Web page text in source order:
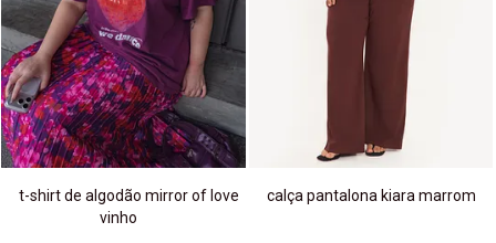
t-shirt de algodão mirror of love
vinho
calça pantalona kiara marrom